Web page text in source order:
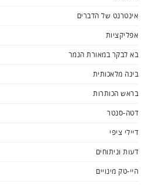
אינטרנט של הדברים
אפליקציות
בא לבקר במאורת הנמר
בינה מלאכותית
בראש הכותרות
דטה-סנטר
דיילי ציפי
דעות וניתוחים
היי-טק מינויים